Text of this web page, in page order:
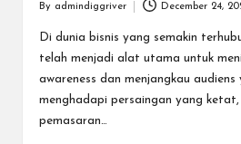
Posted
by
By admindiggriver December 24,
Di dunia bisnis yang semakin
telah menjadi alat utama untuk
awareness dan menjangkau
menghadapi persaingan yang
pemasaran…